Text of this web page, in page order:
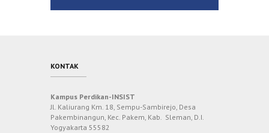
KONTAK
Kampus Perdikan-INSIST
Jl. Kaliurang Km. 18, Sempu-Sambirejo, Desa
Pakembinangun, Kec. Pakem, Kab. Sleman, D.I.
Yogyakarta 55582